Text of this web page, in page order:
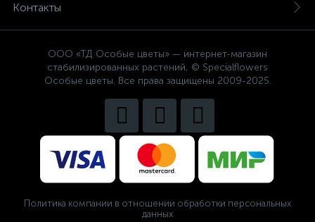
Контакты
ООО «ТД Особые цветы» — интернет-магазин
стабилизированных растений, © Specialflowers
Особые цветы. Все права защищены 2009-2025.
Политика компании в отношении обработки персональных
данных